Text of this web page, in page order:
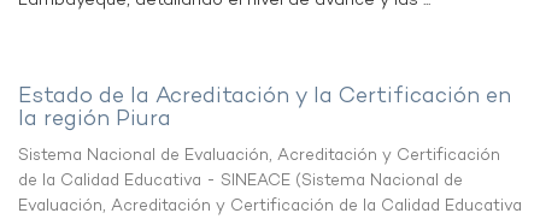
Estado de la Acreditación y la Certificación en
la región Piura
Sistema Nacional de Evaluación, Acreditación y Certificación
de la Calidad Educativa - SINEACE (Sistema Nacional de
Evaluación, Acreditación y Certificación de la Calidad Educativa